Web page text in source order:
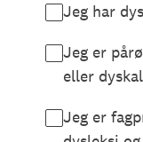
Jeg har
Jeg er
eller
Jeg er